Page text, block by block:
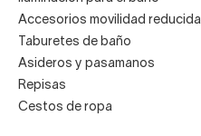
Accesorios movilidad reducida
Taburetes de baño
Asideros y pasamanos
Repisas
Cestos de ropa